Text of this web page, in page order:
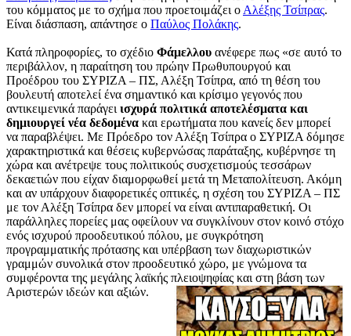
του κόμματος με το σχήμα που προετοιμάζει οΑλέξης Τσίπρας.
Είναι διάσπαση, απάντησε ο Παύλος Πολάκης.
Κατά πληροφορίες, το σχέδιο Φάμελλου ανέφερε πως «σε αυτό το
περιβάλλον, η παραίτηση του πρώην Πρωθυπουργού και
Προέδρου του ΣΥΡΙΖΑ – ΠΣ, Αλέξη Τσίπρα, από τη θέση του
βουλευτή αποτελεί ένα σημαντικό και κρίσιμο γεγονός που
αντικειμενικά παράγειισχυρά πολιτικά αποτελέσματα και
δημιουργεί νέα δεδομένα και ερωτήματα που κανείς δεν μπορεί
να παραβλέψει. Με Πρόεδρο τον Αλέξη Τσίπρα ο ΣΥΡΙΖΑ δόμησε
χαρακτηριστικά και θέσεις κυβερνώσας παράταξης, κυβέρνησε τη
χώρα και ανέτρεψε τους πολιτικούς συσχετισμούς τεσσάρων
δεκαετιών που είχαν διαμορφωθεί μετά τη Μεταπολίτευση. Ακόμη
και αν υπάρχουν διαφορετικές οπτικές, η σχέση του ΣΥΡΙΖΑ – ΠΣ
με τον Αλέξη Τσίπρα δεν μπορεί να είναι αντιπαραθετική. Οι
παράλληλες πορείες μας οφείλουν να συγκλίνουν στον κοινό στόχο
ενός ισχυρού προοδευτικού πόλου, με συγκρότηση
προγραμματικής πρότασης και υπέρβαση των διαχωριστικών
γραμμών συνολικά στον προοδευτικό χώρο, με γνώμονα τα
συμφέροντα της μεγάλης λαϊκής πλειοψηφίας και στη βάση των
Αριστερών ιδεών και αξιών.